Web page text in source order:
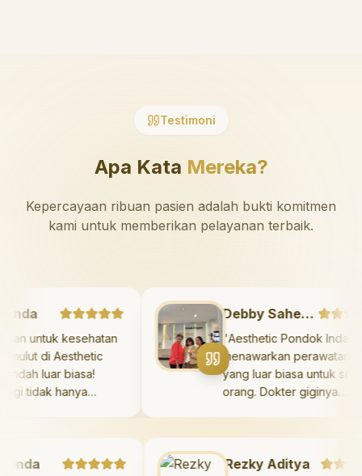
Testimoni
Apa Kata Mereka?
Kepercayaan ribuan pasien adalah bukti komitmen
kami untuk memberikan pelayanan terbaik.
untuk kesehatan
dan mulut di Aesthetic
Indah luar biasa!
gigi tidak hanya
perawatan yang
saya mengenai
Debby Sahertian
"Aesthetic Pondok
menawarkan
yang luar biasa untuk
orang. Dokter giginya
kesehatan gigi dan
Rezky Aditya